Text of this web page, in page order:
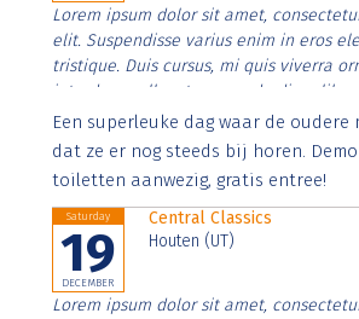
Lorem ipsum dolor sit amet,
elit. Suspendisse varius enim in eros
tristique. Duis cursus, mi quis viverra
interdum nulla, ut commodo diam
Aenean faucibus nibh et justo cursus
imperdiet. Nunc ut sem vitae risus
Een superleuke dag waar de
dat ze er nog steeds bij horen.
toiletten aanwezig, gratis entree!
Saturday
19
DECEMBER
Central Classics
Houten (UT)
Lorem ipsum dolor sit amet,